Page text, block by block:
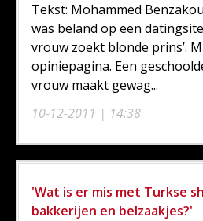
10-12-2011 | 14:38
Tekst: Mohammed
was beland op een
vrouw zoekt blonde prins’.
opiniepagina. Een
vrouw maakt gewag...
'Wat is er mis met Turkse
bakkerijen en belzaakjes?'